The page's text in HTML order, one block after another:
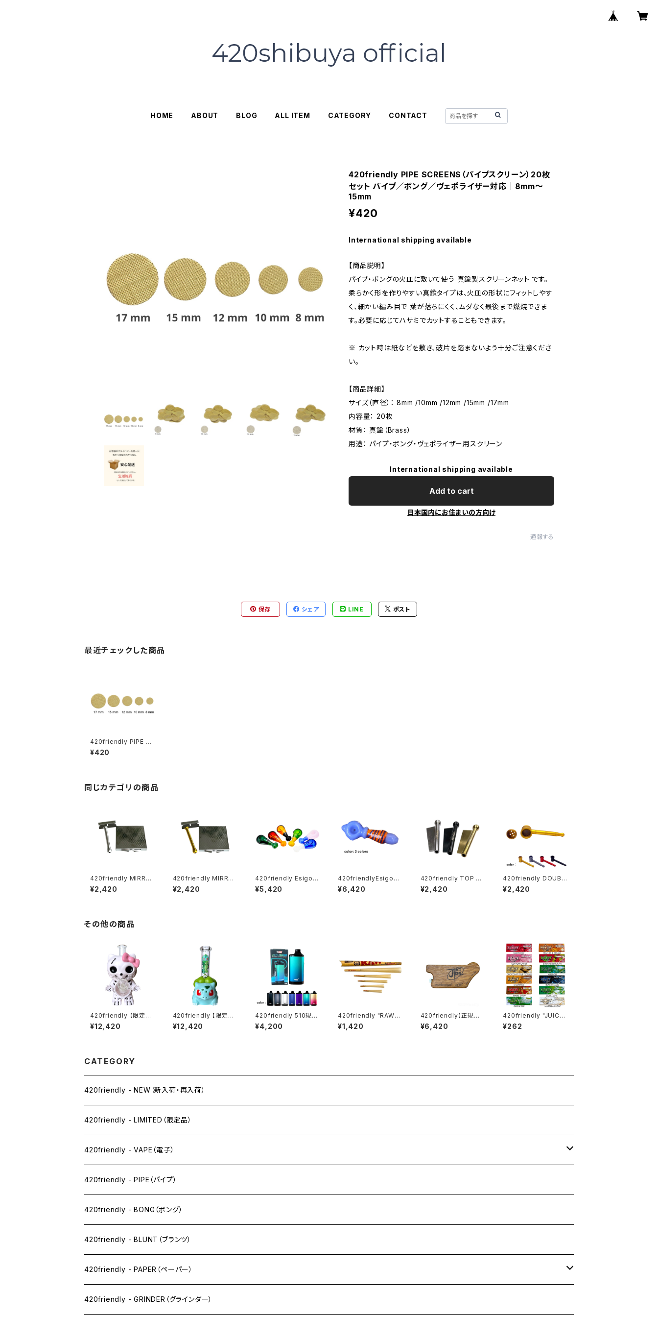
HOME ABOUT BLOG ALL ITEM CATEGORY CONTACT
420friendly PIPE SCREENS（パイプスクリーン）20枚
セット パイプ／ボング／ヴェポライザー対応｜8mm〜
15mm
¥420
International shipping available
【商品説明】
パイプ・ボングの火皿に敷いて使う 真鍮製スクリーンネット です。
柔らかく形を作りやすい真鍮タイプは、火皿の形状にフィットしやす
く、細かい編み目で 葉が落ちにくく、ムダなく最後まで燃焼できま
す。必要に応じてハサミでカットすることもできます。
※ カット時は紙などを敷き、破片を踏まないよう十分ご注意くださ
い。
【商品詳細】
サイズ（直径）： 8mm /10mm /12mm /15mm /17mm
内容量： 20枚
材質： 真鍮（Brass）
用途： パイプ・ボング・ヴェポライザー用スクリーン
International shipping available
Add to cart
日本国内にお住まいの方向け
通報する
保存 シェア LINE ポスト
最近チェックした商品
420friendly PIPE SC
REENS（パイプスクリー
ン）20枚セット パイプ／
¥420
同じカテゴリの商品
420friendly MIRRO
R SNUFF KIT (ミラー
スナッフキット)
¥2,420
420friendly MIRRO
R SNUFF KIT (ミラー
スナッフキット)
¥2,420
420friendly Esigo
(エジーゴ) - ミニスプ
ーン ガラスパイプ
¥5,420
420friendlyEsigo
(エジーゴ) -ウィグワグ
ガラスパイプ
¥6,420
420friendly TOP PU
FF スニッフィング チュ
ーブ・ヘラ付き
¥2,420
420friendly DOUBL
E SCREEN HAMMER
(ダブルスクリーンハン
¥2,420
その他の商品
420friendly 【限定コ
レクション】Skull Cat
Bong / スカルキャット
¥12,420
420friendly 【限定コ
レクション】Green Bu
d Monster Bong / グ
¥12,420
420friendly 510規格
バッテリー Yocan ZIV
A PRO|タッチ式OLED
¥4,200
420friendly "RAW"
Classic 5 Stage RA
Wket Pack（ロウ クラ
¥1,420
420friendly【正規
品】"Monkey Pipe"
ジェットパル / JET PA
¥6,420
420friendly "JUICY
JAY’S" フレーバーペー
パー（1¼サイズ ／ 32
¥262
CATEGORY
420friendly - NEW（新入荷・再入荷）
420friendly - LIMITED（限定品）
420friendly - VAPE（電子）
ペン下
ニコパフ系
ドライ系
ワックス系
420friendly - PIPE（パイプ）
420friendly - BONG（ボング）
420friendly - BLUNT（ブランツ）
420friendly - PAPER（ペーパー）
SW(シングルワイド）サイズ
420friendly - GRINDER（グラインダー）